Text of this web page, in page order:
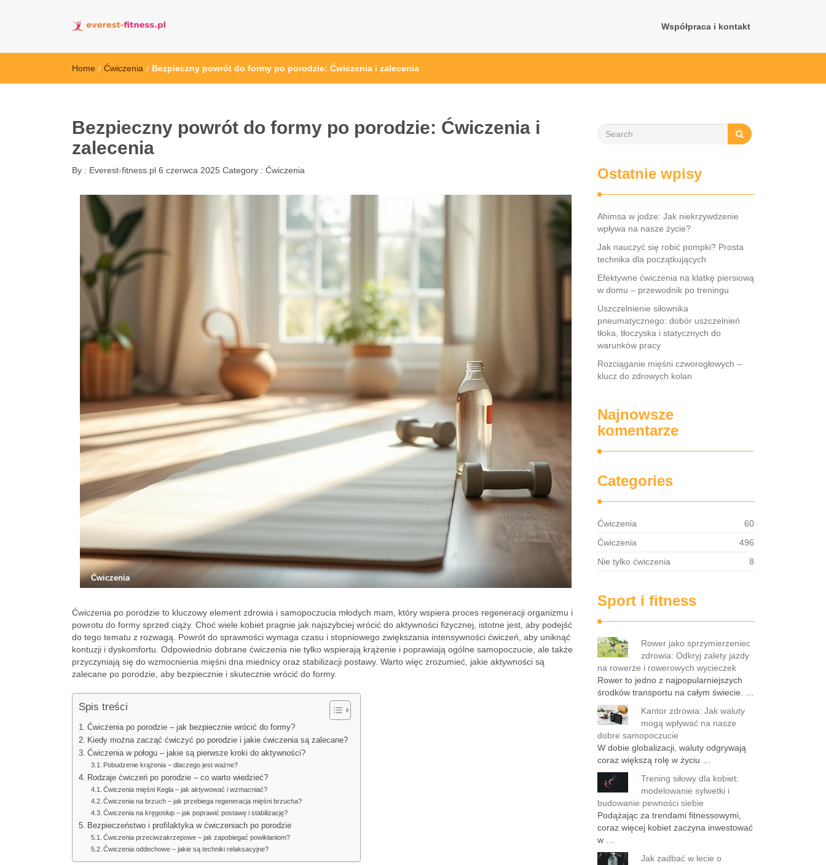
Współpraca i kontakt
Home / Ćwiczenia / Bezpieczny powrót do formy po porodzie: Ćwiczenia i zalecenia
Bezpieczny powrót do formy po porodzie: Ćwiczenia i
zalecenia
By : Everest-fitness.pl 6 czerwca 2025 Category : Ćwiczenia
Ćwiczenia
Ćwiczenia po porodzie to kluczowy element zdrowia i samopoczucia młodych mam, który wspiera proces regeneracji organizmu i
powrotu do formy sprzed ciąży. Choć wiele kobiet pragnie jak najszybciej wrócić do aktywności fizycznej, istotne jest, aby podejść
do tego tematu z rozwagą. Powrót do sprawności wymaga czasu i stopniowego zwiększania intensywności ćwiczeń, aby uniknąć
kontuzji i dyskomfortu. Odpowiednio dobrane ćwiczenia nie tylko wspierają krążenie i poprawiają ogólne samopoczucie, ale także
przyczyniają się do wzmocnienia mięśni dna miednicy oraz stabilizacji postawy. Warto więc zrozumieć, jakie aktywności są
zalecane po porodzie, aby bezpiecznie i skutecznie wrócić do formy.
Spis treści
Ćwiczenia po porodzie – jak bezpiecznie wrócić do formy?
Kiedy można zacząć ćwiczyć po porodzie i jakie ćwiczenia są zalecane?
Ćwiczenia w połogu – jakie są pierwsze kroki do aktywności?
Pobudzenie krążenia – dlaczego jest ważne?
Rodzaje ćwiczeń po porodzie – co warto wiedzieć?
Ćwiczenia mięśni Kegla – jak aktywować i wzmacniać?
Ćwiczenia na brzuch – jak przebiega regeneracja mięśni brzucha?
Ćwiczenia na kręgosłup – jak poprawić postawę i stabilizację?
Bezpieczeństwo i profilaktyka w ćwiczeniach po porodzie
Ćwiczenia przeciwzakrzepowe – jak zapobiegać powikłaniom?
Ćwiczenia oddechowe – jakie są techniki relaksacyjne?
Ostatnie wpisy
Ahimsa w jodze: Jak niekrzywdzenie
wpływa na nasze życie?
Jak nauczyć się robić pompki? Prosta
technika dla początkujących
Efektywne ćwiczenia na klatkę piersiową
w domu – przewodnik po treningu
Uszczelnienie siłownika
pneumatycznego: dobór uszczelnień
tłoka, tłoczyska i statycznych do
warunków pracy
Rozciąganie mięśni czworogłowych –
klucz do zdrowych kolan
Najnowsze
komentarze
Categories
Ćwiczenia
60
Ćwiczenia
496
Nie tylko ćwiczenia
8
Sport i fitness
Rower jako sprzymierzeniec
zdrowia: Odkryj zalety jazdy
na rowerze i rowerowych wycieczek
Rower to jedno z najpopularniejszych
środków transportu na całym świecie. …
Kantor zdrowia: Jak waluty
mogą wpływać na nasze
dobre samopoczucie
W dobie globalizacji, waluty odgrywają
coraz większą rolę w życiu …
Trening siłowy dla kobiet:
modelowanie sylwetki i
budowanie pewności siebie
Podążając za trendami fitnessowymi,
coraz więcej kobiet zaczyna inwestować
w …
Jak zadbać w lecie o